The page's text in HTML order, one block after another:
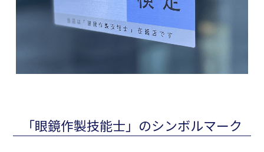
「眼鏡作製技能士」のシンボルマーク